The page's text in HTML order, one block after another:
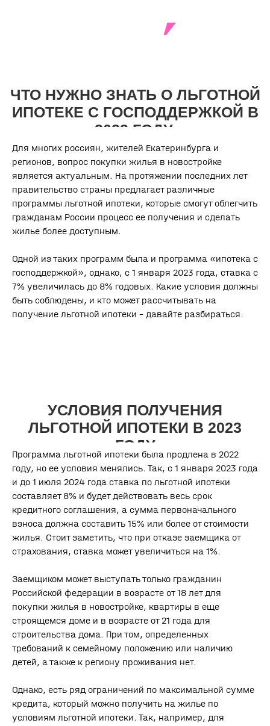
2023 ГОДУ.
Для многих россиян, жителей Екатеринбурга и
регионов, вопрос покупки жилья в новостройке
является актуальным. На протяжении последних лет
правительство страны предлагает различные
программы льготной ипотеки, которые смогут облегчить
гражданам России процесс ее получения и сделать
жилье более доступным.
Одной из таких программ была и программа «ипотека с
господдержкой», однако, с 1 января 2023 года, ставка с
7% увеличилась до 8% годовых. Какие условия должны
быть соблюдены, и кто может рассчитывать на
получение льготной ипотеки – давайте разбираться.
УСЛОВИЯ ПОЛУЧЕНИЯ
ЛЬГОТНОЙ ИПОТЕКИ В 2023
ГОДУ
Программа льготной ипотеки была продлена в 2022
году, но ее условия менялись. Так, с 1 января 2023 года
и до 1 июля 2024 года ставка по льготной ипотеки
составляет 8% и будет действовать весь срок
кредитного соглашения, а сумма первоначального
взноса должна составить 15% или более от стоимости
жилья. Стоит заметить, что при отказе заемщика от
страхования, ставка может увеличиться на 1%.
Заемщиком может выступать только гражданин
Российской федерации в возрасте от 18 лет для
покупки жилья в новостройке, квартиры в еще
строящемся доме и в возрасте от 21 года для
строительства дома. При том, определенных
требований к семейному положению или наличию
детей, а также к региону проживания нет.
Однако, есть ряд ограничений по максимальной сумме
кредита, который можно получить на жилье по
условиям льготной ипотеки. Так, например, для